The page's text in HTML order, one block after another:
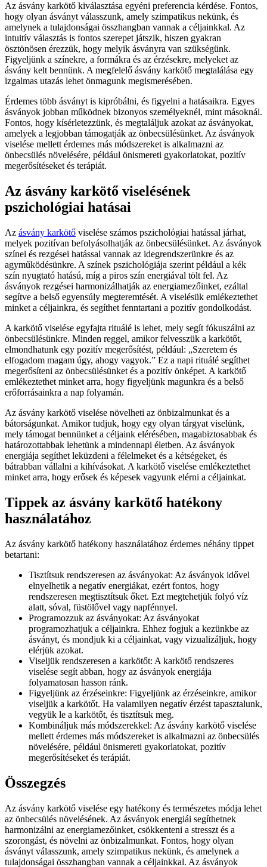
Az ásvány karkötő kiválasztása egyéni preferencia kérdése. Fontos,
hogy olyan ásványt válasszunk, amely szimpatikus nekünk, és
amelynek a tulajdonságai összhangban vannak a céljainkkal. Az
intuitív választás is fontos szerepet játszik, hiszen gyakran
ösztönösen érezzük, hogy melyik ásványra van szükségünk.
Figyeljünk a színekre, a formákra és az érzésekre, melyeket az
ásvány kelt bennünk. A megfelelő ásvány karkötő megtalálása egy
izgalmas utazás lehet önmagunk megismerésében.
Érdemes több ásványt is kipróbálni, és figyelni a hatásaikra. Egyes
ásványok jobban működnek bizonyos személyeknél, mint másoknál.
Fontos, hogy kísérletezzünk, és megtaláljuk azokat az ásványokat,
amelyek a legjobban támogatják az önbecsülésünket. Az ásványok
viselése mellett érdemes más módszereket is alkalmazni az
önbecsülés növelésére, például önismereti gyakorlatokat, pozitív
megerősítéseket és terápiát.
Az ásvány karkötő viselésének
pszichológiai hatásai
Az ásvány karkötő viselése számos pszichológiai hatással járhat,
melyek pozitívan befolyásolhatják az önbecsülésünket. Az ásványok
színei és rezgései hatással vannak az idegrendszerünkre és az
agyműködésünkre. A színek pszichológiája szerint például a kék
szín nyugtató hatású, míg a piros szín energiával tölt fel. Az
ásványok rezgései harmonizálhatják az energiamezőinket, ezáltal
segítve a belső egyensúly megteremtését. A viselésük emlékeztethet
minket a céljainkra, és segíthet fenntartani a pozitív gondolkodást.
A karkötő viselése egyfajta rituálé is lehet, mely segít fókuszálni az
önbecsülésünkre. Minden reggel, amikor felvesszük a karkötőt,
elmondhatunk egy pozitív megerősítést, például: „Szeretem és
elfogadom magam úgy, ahogy vagyok.” Ez a napi rituálé segíthet
megerősíteni az önbecsülésünket és a pozitív önképet. A karkötő
emlékeztethet minket arra, hogy figyeljünk magunkra és a belső
erőforrásainkra a nap folyamán.
Az ásvány karkötő viselése növelheti az önbizalmunkat és a
bátorságunkat. Amikor tudjuk, hogy egy olyan tárgyat viselünk,
mely támogat bennünket a céljaink elérésében, magabiztosabbak és
határozottabbak lehetünk a mindennapi életben. Az ásványok
energiája segíthet leküzdeni a félelmeket és a kétségeket, és
bátrabban vállalni a kihívásokat. A karkötő viselése emlékeztethet
minket arra, hogy erősek és képesek vagyunk elérni a céljainkat.
Tippek az ásvány karkötő hatékony
használatához
Az ásvány karkötő hatékony használatához érdemes néhány tippet
betartani:
Tisztítsuk rendszeresen az ásványokat: Az ásványok idővel
elnyelhetik a negatív energiákat, ezért fontos, hogy
rendszeresen megtisztítsuk őket. Ezt megtehetjük folyó víz
alatt, sóval, füstölővel vagy napfénnyel.
Programozzuk az ásványokat: Az ásványokat
programozhatjuk a céljainkra. Ehhez fogjuk a kezünkbe az
ásványt, és mondjuk ki a céljainkat, vagy vizualizáljuk, hogy
elérjük azokat.
Viseljük rendszeresen a karkötőt: A karkötő rendszeres
viselése segít abban, hogy az ásványok energiája
folyamatosan hasson ránk.
Figyeljünk az érzéseinkre: Figyeljünk az érzéseinkre, amikor
viseljük a karkötőt. Ha valamilyen negatív érzést tapasztalunk,
vegyük le a karkötőt, és tisztítsuk meg.
Kombináljuk más módszerekkel: Az ásvány karkötő viselése
mellett érdemes más módszereket is alkalmazni az önbecsülés
növelésére, például önismereti gyakorlatokat, pozitív
megerősítéseket és terápiát.
Összegzés
Az ásvány karkötő viselése egy hatékony és természetes módja lehet
az önbecsülés növelésének. Az ásványok energiái segíthetnek
harmonizálni az energiamezőinket, csökkenteni a stresszt és a
szorongást, és növelni az önbizalmunkat. Fontos, hogy olyan
ásványt válasszunk, amely szimpatikus nekünk, és amelynek a
tulajdonságai összhangban vannak a céljainkkal. Az ásványok